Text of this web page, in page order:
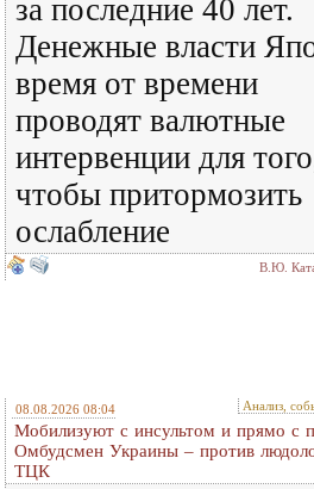
за последние 40 лет.
Денежные власти
время от времени
проводят валютные
интервенции для
чтобы притормозить
ослабление
В.Ю.
08.08.2026 08:04 Анализ,
Мобилизуют с инсультом и прямо с
Омбудсмен Украины – против
ТЦК